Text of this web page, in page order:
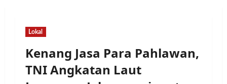
Lokal
Kenang Jasa Para Pahlawan,
TNI Angkatan Laut